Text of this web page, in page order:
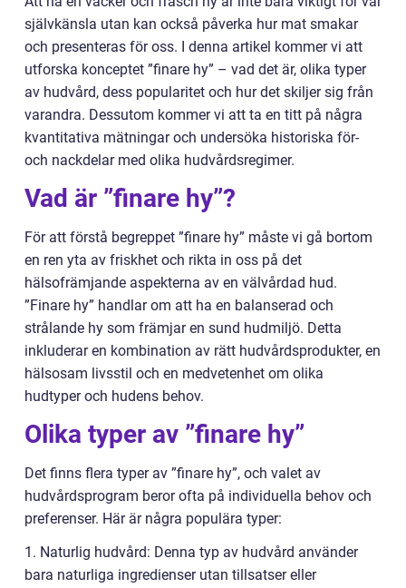
självkänsla utan kan också påverka hur mat smakar
och presenteras för oss. I denna artikel kommer vi att
utforska konceptet ”finare hy” – vad det är, olika typer
av hudvård, dess popularitet och hur det skiljer sig från
varandra. Dessutom kommer vi att ta en titt på några
kvantitativa mätningar och undersöka historiska för-
och nackdelar med olika hudvårdsregimer.
Vad är ”finare hy”?
För att förstå begreppet ”finare hy” måste vi gå bortom
en ren yta av friskhet och rikta in oss på det
hälsofrämjande aspekterna av en välvårdad hud.
”Finare hy” handlar om att ha en balanserad och
strålande hy som främjar en sund hudmiljö. Detta
inkluderar en kombination av rätt hudvårdsprodukter, en
hälsosam livsstil och en medvetenhet om olika
hudtyper och hudens behov.
Olika typer av ”finare hy”
Det finns flera typer av ”finare hy”, och valet av
hudvårdsprogram beror ofta på individuella behov och
preferenser. Här är några populära typer:
1. Naturlig hudvård: Denna typ av hudvård använder
bara naturliga ingredienser utan tillsatser eller